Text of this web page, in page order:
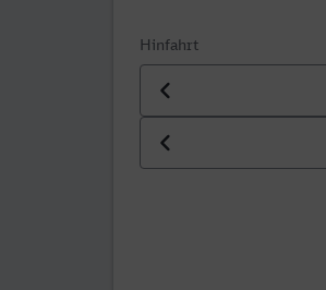
Hinfahrt
Datum der Hinfahrt
Uhrzeit der Hinfahrt